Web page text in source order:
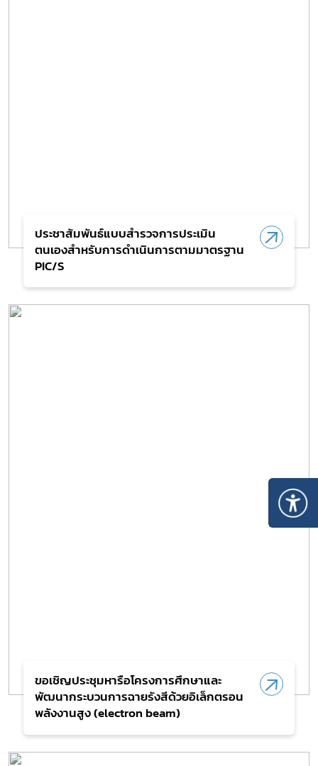
ประชาสัมพันธ์แบบสำรวจการประเมิน
ตนเองสำหรับการดำเนินการตามมาตรฐาน
PIC/S
ขอเชิญประชุมหารือโครงการศึกษาและ
พัฒนากระบวนการฉายรังสีด้วยอิเล็กตรอน
พลังงานสูง (electron beam)